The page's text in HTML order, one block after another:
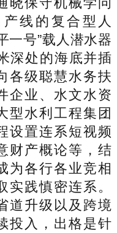
线的复合型人
一号”载人潜水器
深处的海底并插
各级聪慧水务扶
企业、水文水资
型水利工程集团
设置连系短视频
财产概论等，结
为各行各业竞相
践慎密连系。
道升级以及跨境
投入，出格是针